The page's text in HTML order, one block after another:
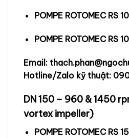
POMPE ROTOMEC RS
POMPE ROTOMEC RS
Email:
Hotline/Zalo kỹ thuật:
DN 150 – 960 & 1450
vortex impeller)
POMPE ROTOMEC RS